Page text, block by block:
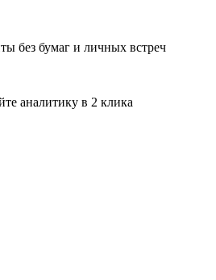
без бумаг и личных встреч
аналитику в 2 клика